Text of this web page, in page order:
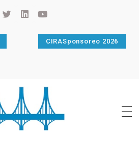
CIRASponsoreo 2026